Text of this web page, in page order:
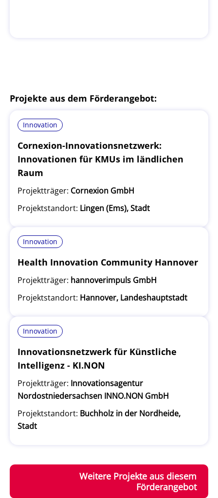
Projekte aus dem Förderangebot:
Innovation
Cornexion-Innovationsnetzwerk:
Innovationen für KMUs im ländlichen
Raum
Projektträger: Cornexion GmbH
Projektstandort: Lingen (Ems), Stadt
Innovation
Health Innovation Community Hannover
Projektträger: hannoverimpuls GmbH
Projektstandort: Hannover, Landeshauptstadt
Innovation
Innovationsnetzwerk für Künstliche
Intelligenz - KI.NON
Projektträger: Innovationsagentur
Nordostniedersachsen INNO.NON GmbH
Projektstandort: Buchholz in der Nordheide,
Stadt
Weitere Projekte aus diesem
Förderangebot